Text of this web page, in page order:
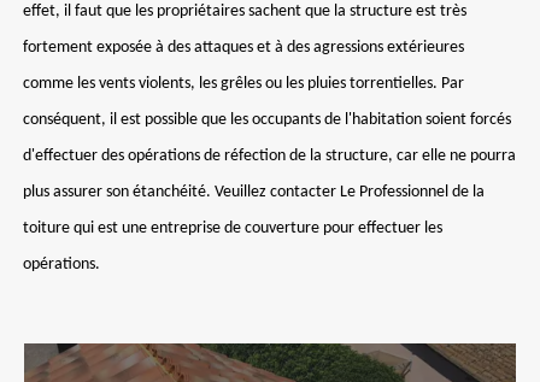
effet, il faut que les propriétaires sachent que la structure est très
fortement exposée à des attaques et à des agressions extérieures
comme les vents violents, les grêles ou les pluies torrentielles. Par
conséquent, il est possible que les occupants de l'habitation soient forcés
d'effectuer des opérations de réfection de la structure, car elle ne pourra
plus assurer son étanchéité. Veuillez contacter Le Professionnel de la
toiture qui est une entreprise de couverture pour effectuer les
opérations.